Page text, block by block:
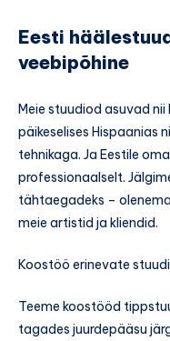
Eesti
veebipõhine
Meie stuudiod asuvad nii
päikeselises Hispaanias
tehnikaga. Ja Eestile
professionaalselt.
tähtaegadeks –
meie artistid ja kliendid.
Koostöö erinevate
Teeme koostööd
tagades juurdepääsu